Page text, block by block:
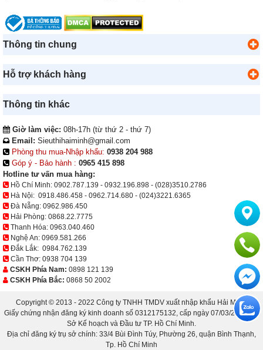
Thông tin chung
Hỗ trợ khách hàng
Thông tin khác
Giờ làm việc: 08h-17h (từ thứ 2 - thứ 7)
Email: Sieuthihaiminh@gmail.com
Phòng thu mua-Nhập khẩu: 0938 204 988
Góp ý - Bảo hành : 0965 415 898
Hotline tư vấn mua hàng:
Hồ Chí Minh: 0902.787.139 - 0932.196.898 - (028)3510.2786
Hà Nội: 0918.486.458 - 0962.714.680 - (024)3221.6365
Đà Nẵng: 0962.986.450
Hải Phòng: 0868.22.7775
Thanh Hóa: 0963.040.460
Nghệ An: 0969.581.266
Đắk Lắk: 0984.762.139
Cần Thơ: 0938 704 139
CSKH Phía Nam: 0898 121 139
CSKH Phía Bắc: 0868 50 2002
Copyright © 2013 - 2022 Công ty TNHH TMDV xuất nhập khẩu Hải Minh.
Giấy chứng nhận đăng ký kinh doanh số 0312175132, cấp ngày 07/03/2013 bởi
Sở Kế hoạch và Đầu tư TP. Hồ Chí Minh.
Địa chỉ đăng ký trụ sở chính: 33/4 Bùi Đình Túy, Phường 26, quận Bình Thạnh,
Tp. Hồ Chí Minh